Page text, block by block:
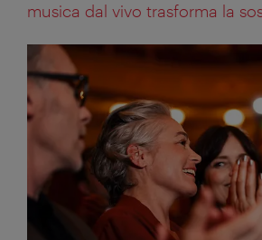
musica dal vivo trasforma la